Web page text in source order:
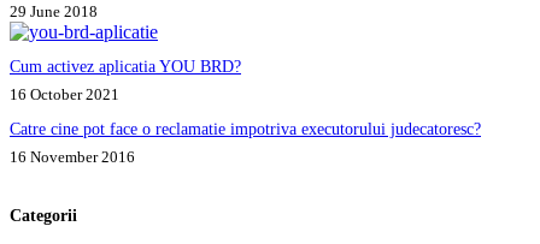
29 June 2018
Cum activez aplicatia YOU BRD?
16 October 2021
Catre cine pot face o reclamatie impotriva executorului judecatoresc?
16 November 2016
Categorii